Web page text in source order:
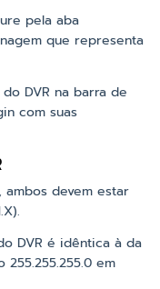
pela aba
que representa
DVR na barra de
com suas
ambos devem estar
DVR é idêntica à da
em